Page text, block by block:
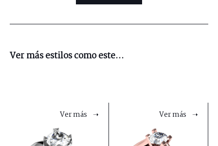
Ver más estilos como este...
Ver más ➝ Ver más ➝